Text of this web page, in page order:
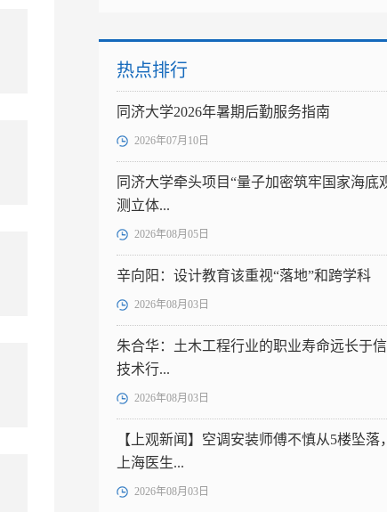
热点排行
同济大学2026年暑期后勤服务指南
2026年07月10日
同济大学牵头项目“量子加密筑牢国家海底
测立体...
2026年08月05日
辛向阳：设计教育该重视“落地”和跨学科
2026年08月03日
朱合华：土木工程行业的职业寿命远长于
技术行...
2026年08月03日
【上观新闻】空调安装师傅不慎从5楼坠落
上海医生...
2026年08月03日